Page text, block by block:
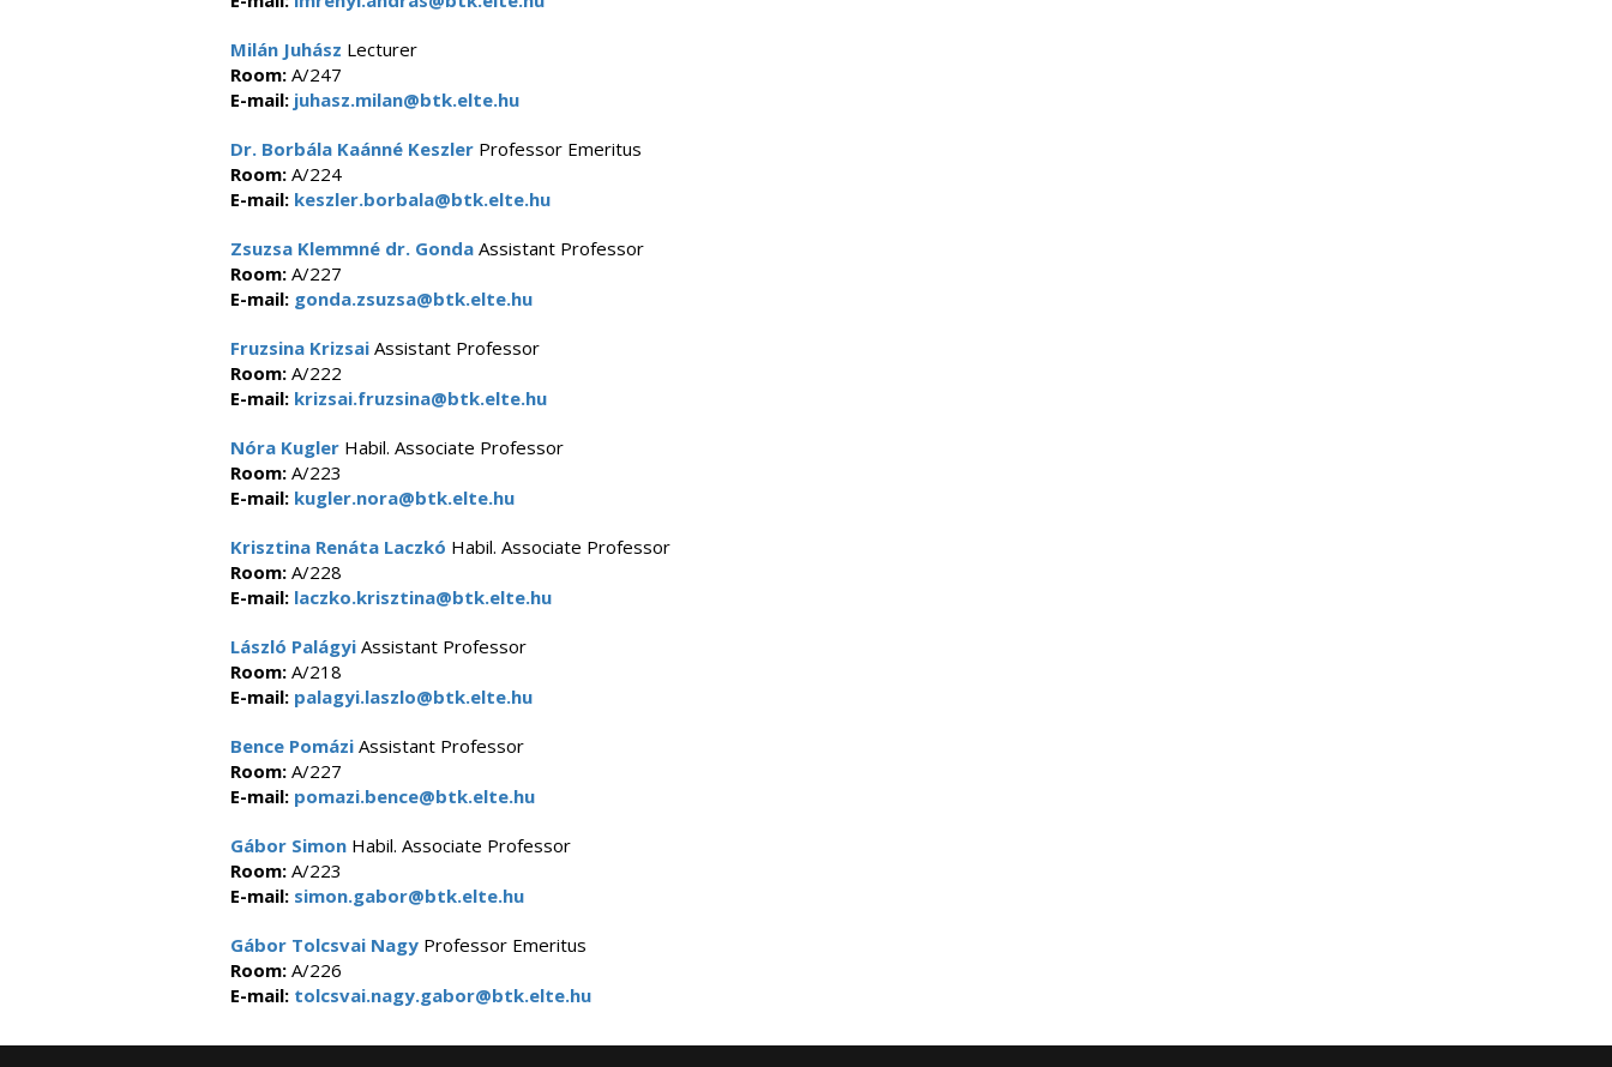
Milán Juhász Lecturer
Room: A/247
E-mail: juhasz.milan@btk.elte.hu
Dr. Borbála Kaánné Keszler Professor Emeritus
Room: A/224
E-mail: keszler.borbala@btk.elte.hu
Zsuzsa Klemmné dr. Gonda Assistant Professor
Room: A/227
E-mail: gonda.zsuzsa@btk.elte.hu
Fruzsina Krizsai Assistant Professor
Room: A/222
E-mail: krizsai.fruzsina@btk.elte.hu
Nóra Kugler Habil. Associate Professor
Room: A/223
E-mail: kugler.nora@btk.elte.hu
Krisztina Renáta Laczkó Habil. Associate Professor
Room: A/228
E-mail: laczko.krisztina@btk.elte.hu
László Palágyi Assistant Professor
Room: A/218
E-mail: palagyi.laszlo@btk.elte.hu
Bence Pomázi Assistant Professor
Room: A/227
E-mail: pomazi.bence@btk.elte.hu
Gábor Simon Habil. Associate Professor
Room: A/223
E-mail: simon.gabor@btk.elte.hu
Gábor Tolcsvai Nagy Professor Emeritus
Room: A/226
E-mail: tolcsvai.nagy.gabor@btk.elte.hu